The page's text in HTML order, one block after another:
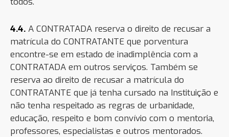
4.4. A CONTRATADA reserva o direito de recusar a
matrícula do CONTRATANTE que porventura
encontre-se em estado de inadimplência com a
CONTRATADA em outros serviços. Também se
reserva ao direito de recusar a matrícula do
CONTRATANTE que já tenha cursado na Instituição e
não tenha respeitado as regras de urbanidade,
educação, respeito e bom convívio com o mentoria,
professores, especialistas e outros mentorados.